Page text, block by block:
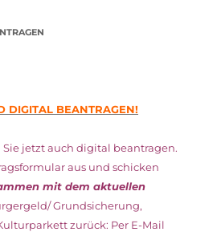
DIGITAL BEANTRAGEN!
jetzt auch digital beantragen.
aus und schicken
mit dem aktuellen
Grundsicherung,
zurück: Per E-Mail